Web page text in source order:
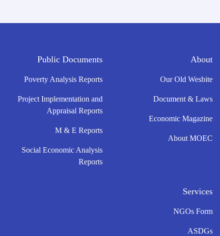
About
Our Old Wesbite
Document & Laws
Economic Magazine
About MOEC
Public Documents
Poverty Analysis Reports
Project Implementation and
Appraisal Reports
M & E Reports
Social Economic Analysis
Reports
Services
NGOs Form
ASDGs